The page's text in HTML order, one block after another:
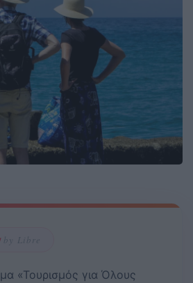
by Libre
«Τουρισμός για Όλους